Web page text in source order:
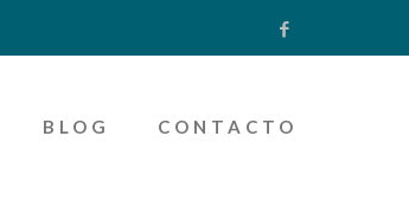
BLOG CONTACTO